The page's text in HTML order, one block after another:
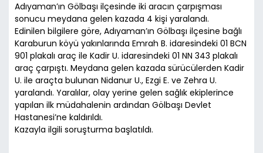
Adıyaman’ın Gölbaşı ilçesinde iki aracın çarpışması
sonucu meydana gelen kazada 4 kişi yaralandı.
Edinilen bilgilere göre, Adıyaman’ın Gölbaşı ilçesine bağlı
Karaburun köyü yakınlarında Emrah B. idaresindeki 01 BCN
901 plakalı araç ile Kadir U. idaresindeki 01 NN 343 plakalı
araç çarpıştı. Meydana gelen kazada sürücülerden Kadir
U. ile araçta bulunan Nidanur U., Ezgi E. ve Zehra U.
yaralandı. Yaralılar, olay yerine gelen sağlık ekiplerince
yapılan ilk müdahalenin ardından Gölbaşı Devlet
Hastanesi’ne kaldırıldı.
Kazayla ilgili soruşturma başlatıldı.